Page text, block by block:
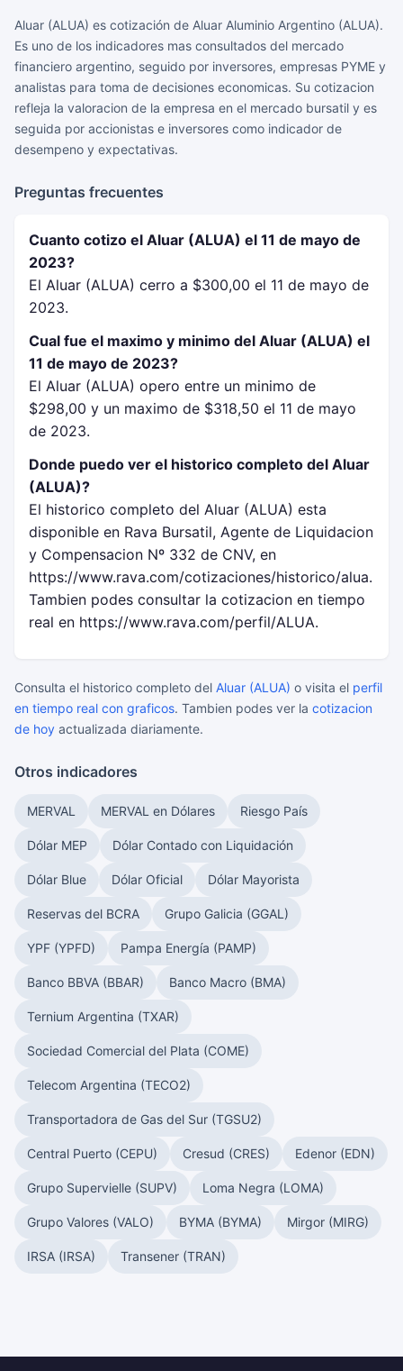
Aluar (ALUA) es cotización de Aluar Aluminio Argentino (ALUA).
Es uno de los indicadores mas consultados del mercado
financiero argentino, seguido por inversores, empresas PYME y
analistas para toma de decisiones economicas. Su cotizacion
refleja la valoracion de la empresa en el mercado bursatil y es
seguida por accionistas e inversores como indicador de
desempeno y expectativas.
Preguntas frecuentes
Cuanto cotizo el Aluar (ALUA) el 11 de mayo de
2023?
El Aluar (ALUA) cerro a $300,00 el 11 de mayo de
2023.
Cual fue el maximo y minimo del Aluar (ALUA) el
11 de mayo de 2023?
El Aluar (ALUA) opero entre un minimo de
$298,00 y un maximo de $318,50 el 11 de mayo
de 2023.
Donde puedo ver el historico completo del Aluar
(ALUA)?
El historico completo del Aluar (ALUA) esta
disponible en Rava Bursatil, Agente de Liquidacion
y Compensacion Nº 332 de CNV, en
https://www.rava.com/cotizaciones/historico/alua.
Tambien podes consultar la cotizacion en tiempo
real en https://www.rava.com/perfil/ALUA.
Consulta el historico completo del Aluar (ALUA) o visita el perfil
en tiempo real con graficos. Tambien podes ver la cotizacion
de hoy actualizada diariamente.
Otros indicadores
MERVAL MERVAL en Dólares Riesgo País
Dólar MEP Dólar Contado con Liquidación
Dólar Blue Dólar Oficial Dólar Mayorista
Reservas del BCRA Grupo Galicia (GGAL)
YPF (YPFD) Pampa Energía (PAMP)
Banco BBVA (BBAR) Banco Macro (BMA)
Ternium Argentina (TXAR)
Sociedad Comercial del Plata (COME)
Telecom Argentina (TECO2)
Transportadora de Gas del Sur (TGSU2)
Central Puerto (CEPU) Cresud (CRES) Edenor (EDN)
Grupo Supervielle (SUPV) Loma Negra (LOMA)
Grupo Valores (VALO) BYMA (BYMA) Mirgor (MIRG)
IRSA (IRSA) Transener (TRAN)